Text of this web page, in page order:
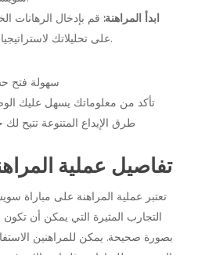
ابدأ المراهنة: قم بإدخال الرهانات
على تحليلاتك لاستراتيجيات كل فريق.
سهولة فتح
تأكد من معلوماتك يسهل عليك
طرق الإيداع المتنوعة تتيح
تفاصيل عملية
تعتبر عملية المراهنة على مباراة
التجارب المثيرة التي يمكن أن
بصورة صحيحة. يمكن للمراهنين